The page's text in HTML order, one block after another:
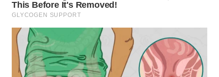
WN
WN
KARAWANG